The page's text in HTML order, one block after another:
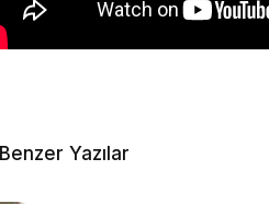
Benzer Yazılar